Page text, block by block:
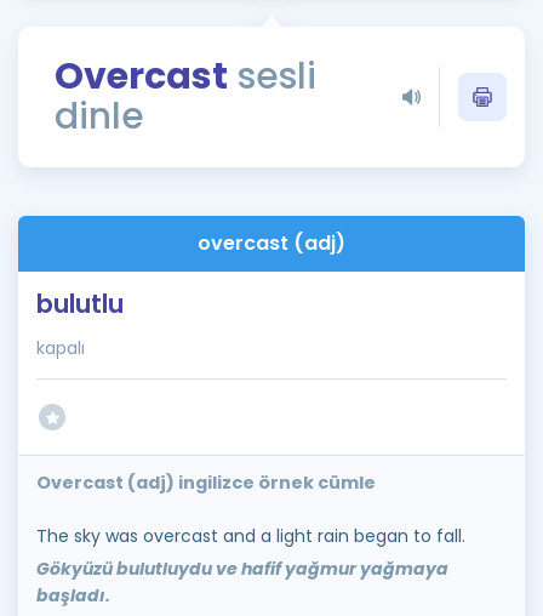
Rehberlik Aracı
ÖSYM Sınav Takvimi
İngilizce Gramer
Overcast sesli
dinle
overcast (adj)
bulutlu
kapalı
Overcast (adj) ingilizce örnek cümle
The sky was overcast and a light rain began to fall.
Gökyüzü bulutluydu ve hafif yağmur yağmaya
başladı.